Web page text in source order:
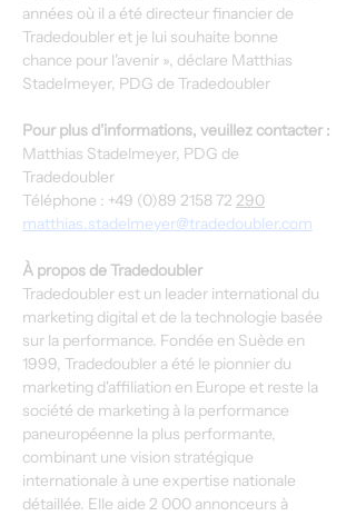
années où il a été directeur financier de
Tradedoubler et je lui souhaite bonne
chance pour l'avenir », déclare Matthias
Stadelmeyer, PDG de Tradedoubler
Pour plus d'informations, veuillez contacter :
Matthias Stadelmeyer, PDG de
Tradedoubler
Téléphone : +49 (0)89 2158 72 290
matthias.stadelmeyer@tradedoubler.com
À propos de Tradedoubler
Tradedoubler est un leader international du
marketing digital et de la technologie basée
sur la performance. Fondée en Suède en
1999, Tradedoubler a été le pionnier du
marketing d'affiliation en Europe et reste la
société de marketing à la performance
paneuropéenne la plus performante,
combinant une vision stratégique
internationale à une expertise nationale
détaillée. Elle aide 2 000 annonceurs à